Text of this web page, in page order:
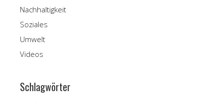
Nachhaltigkeit
Soziales
Umwelt
Videos
Schlagwörter